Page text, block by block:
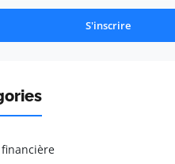
S'inscrire